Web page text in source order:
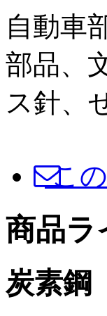
自動車
部品、
ス針、
こ
商品ラ
炭素鋼